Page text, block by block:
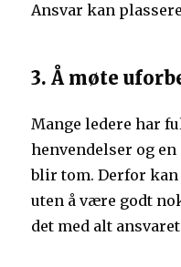
Ansvar kan
3. Å møte
Mange ledere har
henvendelser og
blir tom. Derfor
uten å være godt
det med alt